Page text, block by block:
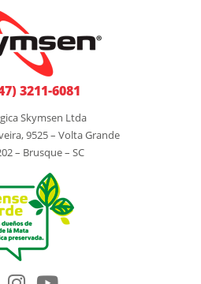
3211-6081
Skymsen Ltda
9525 – Volta Grande
– Brusque – SC